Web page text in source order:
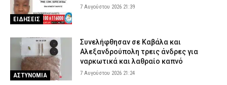
ΕΙΔΗΣΕΙΣ
7 Αυγούστου 2026 21:39
ΑΣΤΥΝΟΜΙΑ
Συνελήφθησαν σε Καβάλα και
Αλεξανδρούπολη τρεις άνδρες για
ναρκωτικά και λαθραίο καπνό
7 Αυγούστου 2026 21:24